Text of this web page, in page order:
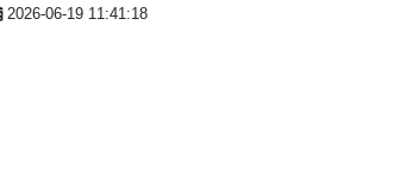
2026-06-19 11:41:18